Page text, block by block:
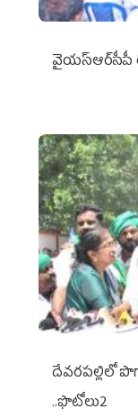
వైయ‌స్ఆర్‌సీపీ
దేవరపల్లిలో
..ఫొటోలు2